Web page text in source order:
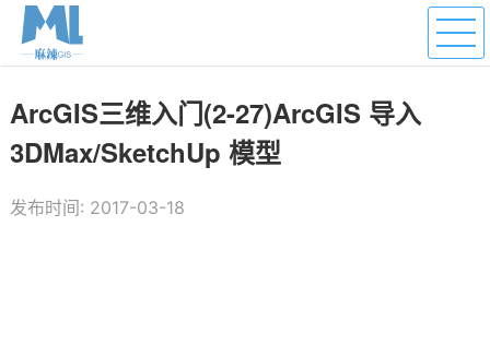
ArcGIS三维入门(2-27)ArcGIS 导入
3DMax/SketchUp 模型
发布时间: 2017-03-18